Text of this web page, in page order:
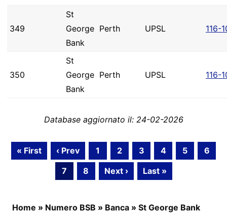
349
St
George
Bank
Perth UPSL 116-
350
St
George
Bank
Perth UPSL 116-
Database aggiornato il: 24-02-2026
« First ‹ Prev 1 2 3 4 5
6
7
8 Next › Last »
Home » Numero BSB » Banca » St George Bank